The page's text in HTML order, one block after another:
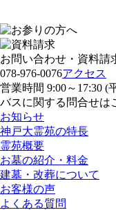
お問い合わせ・資料請
078-976-0076アクセス
営業時間 9:00～17:30 (
バスに関する問合せは
お知らせ
神戸大霊苑の特長
霊苑概要
お墓の紹介・料金
建墓・改葬について
お客様の声
よくある質問